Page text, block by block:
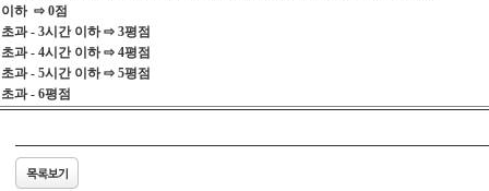
이하 ⇨ 0점
- 3시간 이하 ⇨ 3평점
- 4시간 이하 ⇨ 4평점
- 5시간 이하 ⇨ 5평점
- 6평점